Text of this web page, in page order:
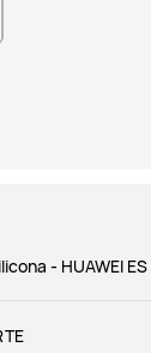
- HUAWEI ES